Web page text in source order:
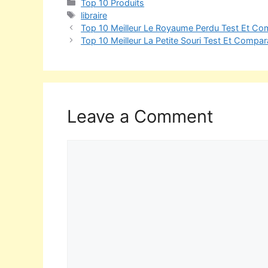
Top 10 Produits
libraire
Top 10 Meilleur Le Royaume Perdu Test Et
Top 10 Meilleur La Petite Souri Test Et
Leave a Comment